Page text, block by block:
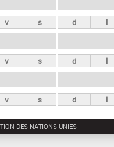
v s d l
v s d l
v s d l
DES NATIONS UNIES